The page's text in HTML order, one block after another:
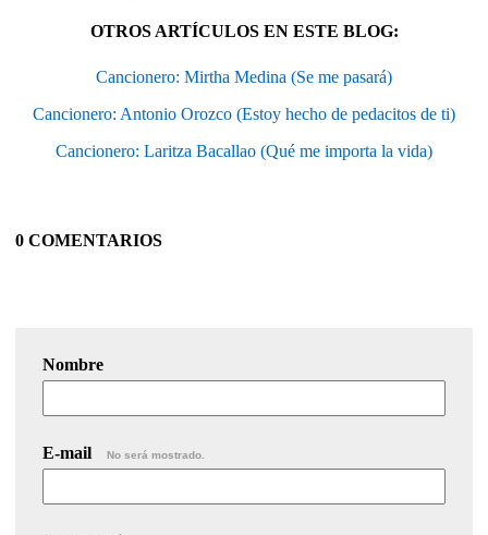
OTROS ARTÍCULOS EN ESTE BLOG:
Cancionero: Mirtha Medina (Se me pasará)
Cancionero: Antonio Orozco (Estoy hecho de pedacitos de ti)
Cancionero: Laritza Bacallao (Qué me importa la vida)
0 COMENTARIOS
Nombre
E-mail No será mostrado.